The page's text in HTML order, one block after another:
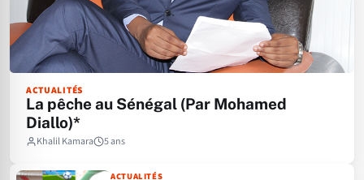
ACTUALITÉS
La pêche au Sénégal (Par Mohamed
Diallo)*
Khalil Kamara 5 ans
ACTUALITÉS